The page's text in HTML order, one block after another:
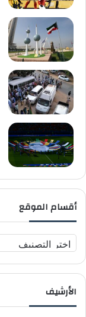
أقسام الموقع
ق
س
م
الأرشيف